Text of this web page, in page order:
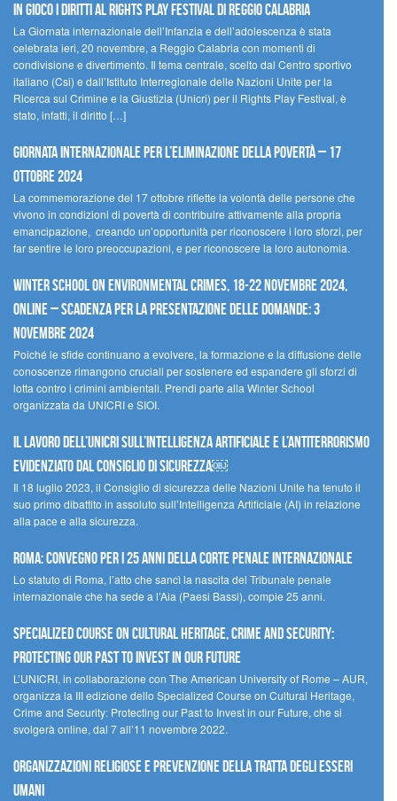
In gioco i diritti al Rights Play Festival di Reggio Calabria
La Giornata internazionale dell’Infanzia e dell’adolescenza è stata
celebrata ieri, 20 novembre, a Reggio Calabria con momenti di
condivisione e divertimento. Il tema centrale, scelto dal Centro sportivo
italiano (Csi) e dall’Istituto Interregionale delle Nazioni Unite per la
Ricerca sul Crimine e la Giustizia (Unicri) per il Rights Play Festival, è
stato, infatti, il diritto […]
Giornata internazionale per l’eliminazione della povertà – 17
ottobre 2024
La commemorazione del 17 ottobre riflette la volontà delle persone che
vivono in condizioni di povertà di contribuire attivamente alla propria
emancipazione, creando un’opportunità per riconoscere i loro sforzi, per
far sentire le loro preoccupazioni, e per riconoscere la loro autonomia.
Winter School on Environmental Crimes, 18-22 novembre 2024,
Online – Scadenza per la presentazione delle domande: 3
novembre 2024
Poiché le sfide continuano a evolvere, la formazione e la diffusione delle
conoscenze rimangono cruciali per sostenere ed espandere gli sforzi di
lotta contro i crimini ambientali. Prendi parte alla Winter School
organizzata da UNICRI e SIOI.
Il lavoro dell’UNICRI sull’intelligenza artificiale e l’antiterrorismo
evidenziato dal Consiglio di Sicurezza￼
Il 18 luglio 2023, il Consiglio di sicurezza delle Nazioni Unite ha tenuto il
suo primo dibattito in assoluto sull’Intelligenza Artificiale (AI) in relazione
alla pace e alla sicurezza.
Roma: convegno per i 25 anni della Corte penale internazionale
Lo statuto di Roma, l’atto che sancì la nascita del Tribunale penale
internazionale che ha sede a l’Aia (Paesi Bassi), compie 25 anni.
Specialized Course on Cultural Heritage, Crime and Security:
Protecting our Past to Invest in our Future
L’UNICRI, in collaborazione con The American University of Rome – AUR,
organizza la III edizione dello Specialized Course on Cultural Heritage,
Crime and Security: Protecting our Past to Invest in our Future, che si
svolgerà online, dal 7 all’11 novembre 2022.
Organizzazioni religiose e prevenzione della tratta degli esseri
umani